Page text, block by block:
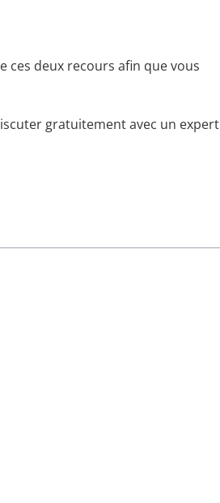
ces deux recours afin que vous
gratuitement avec un expert